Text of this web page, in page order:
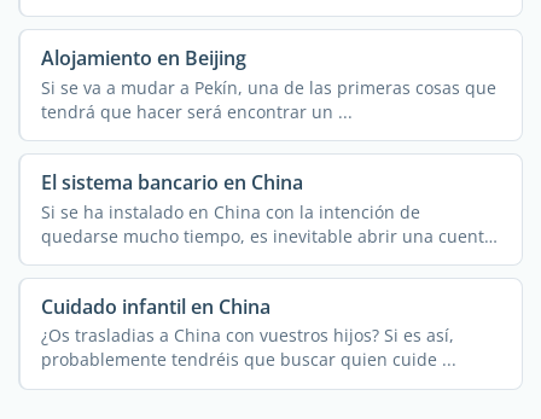
Alojamiento en Beijing
Si se va a mudar a Pekín, una de las primeras cosas que
tendrá que hacer será encontrar un ...
El sistema bancario en China
Si se ha instalado en China con la intención de
quedarse mucho tiempo, es inevitable abrir una cuenta
...
Cuidado infantil en China
¿Os trasladias a China con vuestros hijos? Si es así,
probablemente tendréis que buscar quien cuide ...